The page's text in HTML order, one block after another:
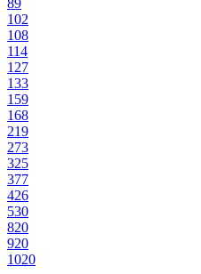
89
102
108
114
127
133
159
168
219
273
325
377
426
530
820
920
1020